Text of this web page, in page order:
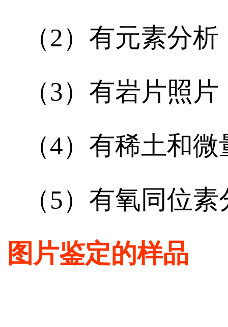
（2）有元素分析
（3）有岩片照片
（4）有稀土和
（5）有氧同位
图片鉴定的样品